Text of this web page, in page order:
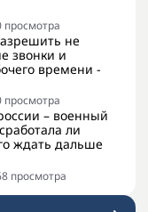
просмотра
не
звонки и
времени -
просмотра
– военный
ли
ждать дальше
просмотра